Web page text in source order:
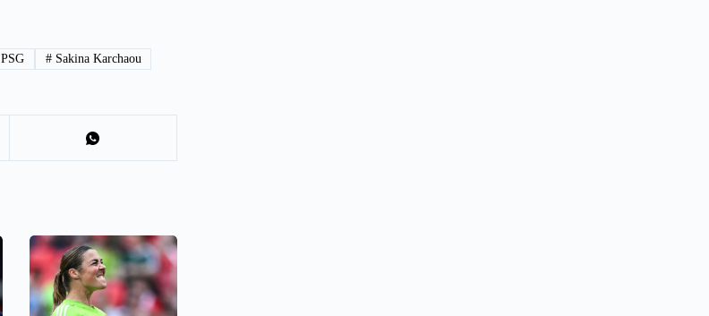
#Sakina Karchaou